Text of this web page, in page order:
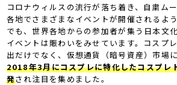
コロナウィルスの流行が落ち着き、自粛ム
各地でさまざまなイベントが開催されるよ
でも、世界各地からの参加者が集う日本文
イベントは賑わいをみせています。コスプ
出だけでなく、仮想通貨（暗号資産）市場
2018年3月にコスプレに特化したコスプレ
発され注目を集めました。